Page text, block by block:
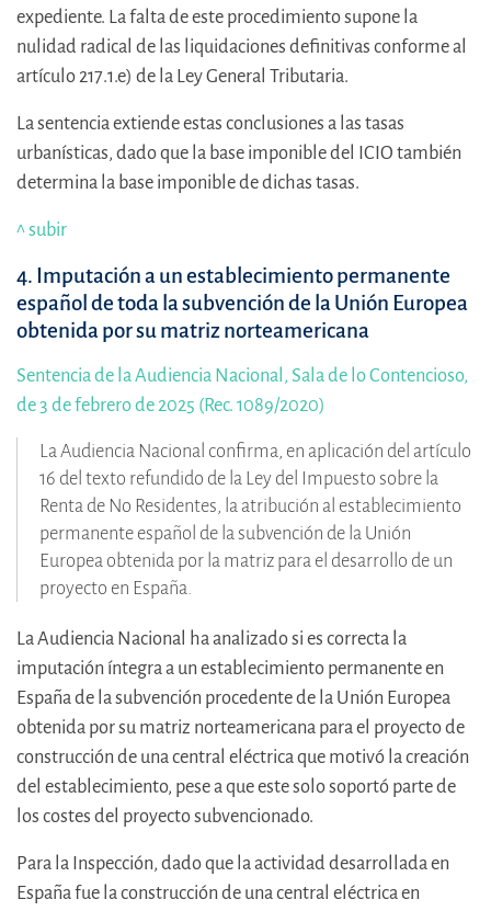
expediente. La falta de este procedimiento supone la
nulidad radical de las liquidaciones definitivas conforme al
artículo 217.1.e) de la Ley General Tributaria.
La sentencia extiende estas conclusiones a las tasas
urbanísticas, dado que la base imponible del ICIO también
determina la base imponible de dichas tasas.
^ subir
4. Imputación a un establecimiento permanente
español de toda la subvención de la Unión Europea
obtenida por su matriz norteamericana
Sentencia de la Audiencia Nacional, Sala de lo Contencioso,
de 3 de febrero de 2025 (Rec. 1089/2020)
La Audiencia Nacional confirma, en aplicación del artículo
16 del texto refundido de la Ley del Impuesto sobre la
Renta de No Residentes, la atribución al establecimiento
permanente español de la subvención de la Unión
Europea obtenida por la matriz para el desarrollo de un
proyecto en España.
La Audiencia Nacional ha analizado si es correcta la
imputación íntegra a un establecimiento permanente en
España de la subvención procedente de la Unión Europea
obtenida por su matriz norteamericana para el proyecto de
construcción de una central eléctrica que motivó la creación
del establecimiento, pese a que este solo soportó parte de
los costes del proyecto subvencionado.
Para la Inspección, dado que la actividad desarrollada en
España fue la construcción de una central eléctrica en